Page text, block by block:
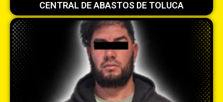
CENTRAL DE ABASTOS DE TOLUCA